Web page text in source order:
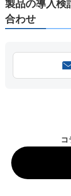
製品の導入検
合わせ
コ